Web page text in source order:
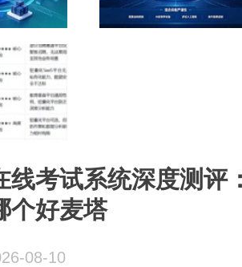
线考试系统深度测评
个好麦塔
08-10